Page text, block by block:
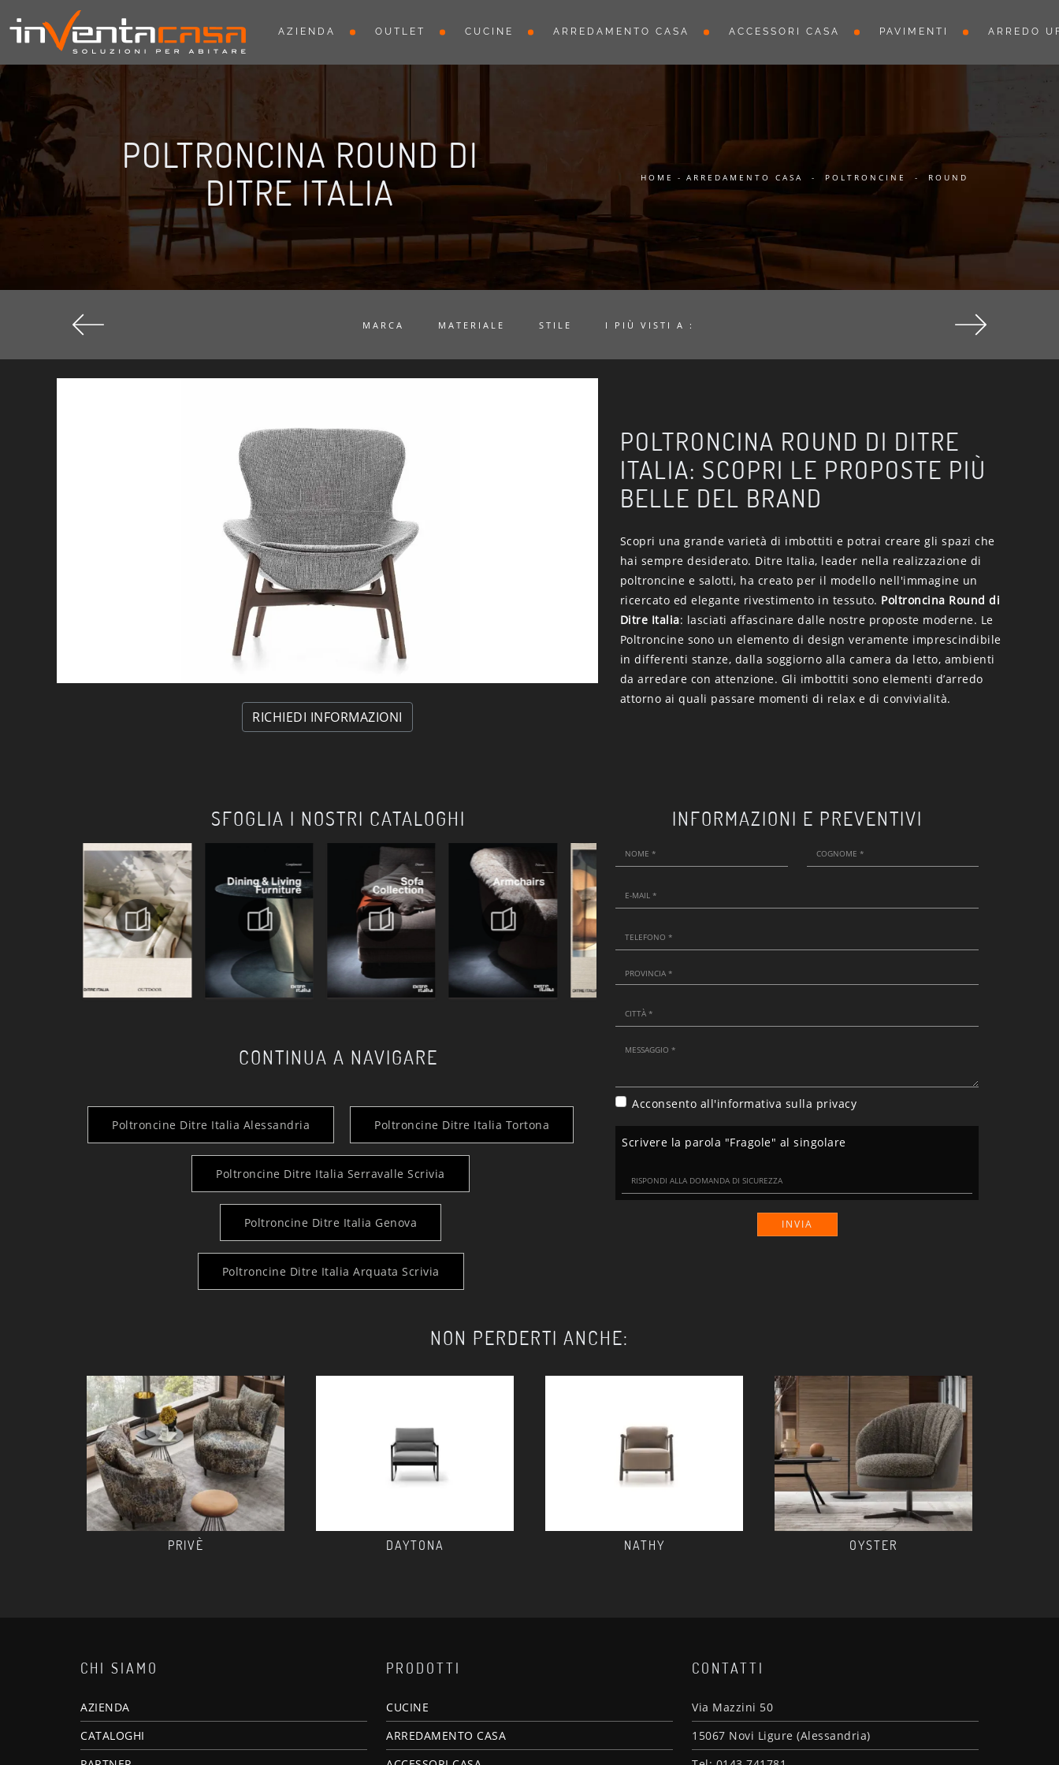
AZIENDA OUTLET CUCINE ARREDAMENTO CASA ACCESSORI CASA PAVIMENTI ARREDO
POLTRONCINA ROUND DI
DITRE ITALIA
HOME - ARREDAMENTO CASA - POLTRONCINE - ROUND
MARCA MATERIALE STILE I PIÙ VISTI A :
RICHIEDI INFORMAZIONI
POLTRONCINA ROUND DI DITRE
ITALIA: SCOPRI LE PROPOSTE PIÙ
BELLE DEL BRAND
Scopri una grande varietà di imbottiti e potrai creare gli spazi che
hai sempre desiderato. Ditre Italia, leader nella realizzazione di
poltroncine e salotti, ha creato per il modello nell'immagine un
ricercato ed elegante rivestimento in tessuto. Poltroncina Round di
Ditre Italia: lasciati affascinare dalle nostre proposte moderne. Le
Poltroncine sono un elemento di design veramente imprescindibile
in differenti stanze, dalla soggiorno alla camera da letto, ambienti
da arredare con attenzione. Gli imbottiti sono elementi d’arredo
attorno ai quali passare momenti di relax e di convivialità.
SFOGLIA I NOSTRI CATALOGHI
CONTINUA A NAVIGARE
Poltroncine Ditre Italia Alessandria Poltroncine Ditre Italia Tortona
Poltroncine Ditre Italia Serravalle Scrivia
Poltroncine Ditre Italia Genova
Poltroncine Ditre Italia Arquata Scrivia
INFORMAZIONI E PREVENTIVI
Acconsento all'informativa sulla privacy
Scrivere la parola "Fragole" al singolare
INVIA
NON PERDERTI ANCHE:
PRIVÈ DAYTONA NATHY OYSTER
CHI SIAMO
AZIENDA
CATALOGHI
PRODOTTI
CUCINE
ARREDAMENTO CASA
CONTATTI
Via Mazzini 50
15067 Novi Ligure (Alessandria)